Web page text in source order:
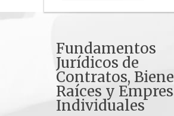
Fundamentos
Jurídicos de
Contratos,
Raíces y
Individuales